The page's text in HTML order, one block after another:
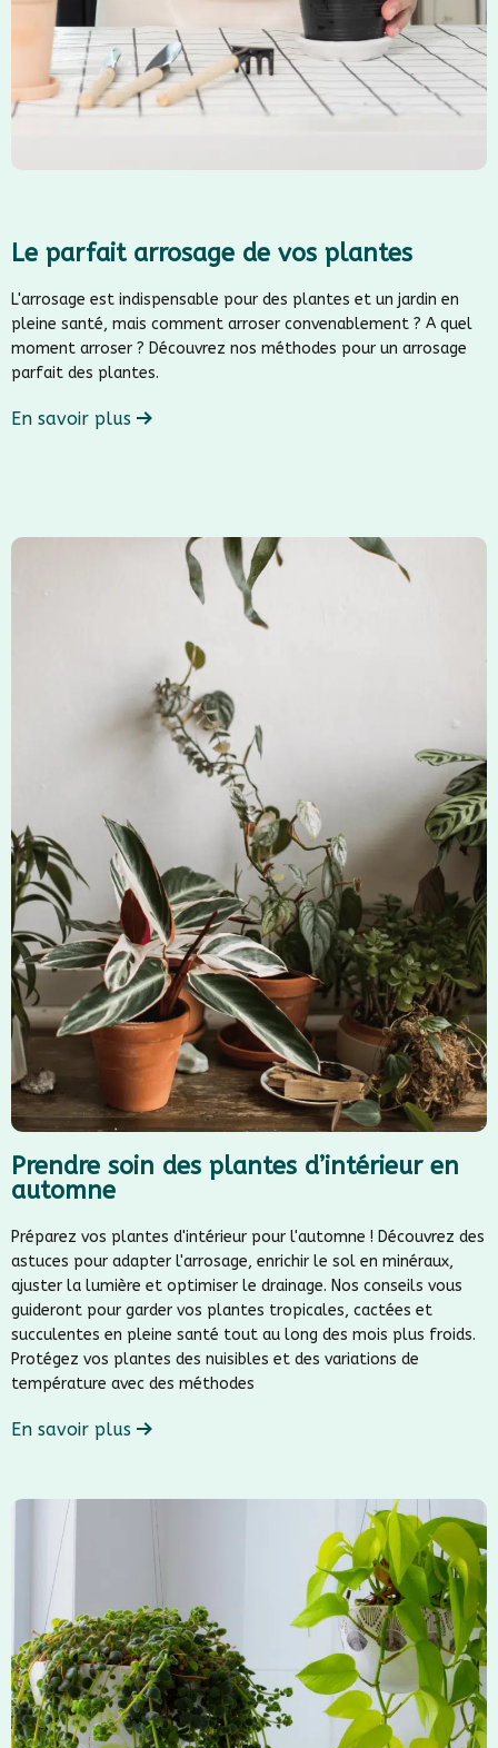
Le parfait arrosage de vos plantes
L'arrosage est indispensable pour des plantes et un jardin en
pleine santé, mais comment arroser convenablement ? A quel
moment arroser ? Découvrez nos méthodes pour un arrosage
parfait des plantes.
En savoir plus
Prendre soin des plantes d’intérieur en
automne
Préparez vos plantes d'intérieur pour l'automne ! Découvrez des
astuces pour adapter l'arrosage, enrichir le sol en minéraux,
ajuster la lumière et optimiser le drainage. Nos conseils vous
guideront pour garder vos plantes tropicales, cactées et
succulentes en pleine santé tout au long des mois plus froids.
Protégez vos plantes des nuisibles et des variations de
température avec des méthodes
En savoir plus